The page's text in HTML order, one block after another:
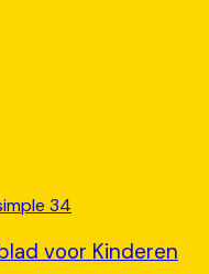
voor Kinderen